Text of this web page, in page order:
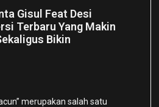
Gisul Feat Desi
Terbaru Yang Makin
Bikin
merupakan salah satu